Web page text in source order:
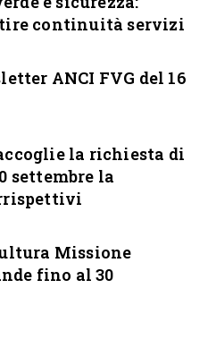
continuità servizi
ANCI FVG del 16
accoglie la richiesta di
settembre la
Missione
fino al 30